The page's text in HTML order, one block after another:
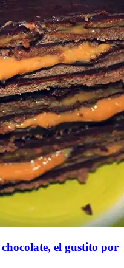
el gustito por